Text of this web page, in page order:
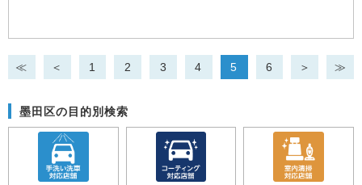
≪ ＜ 1 2 3 4 5 6 ＞ ≫
墨田区の目的別検索